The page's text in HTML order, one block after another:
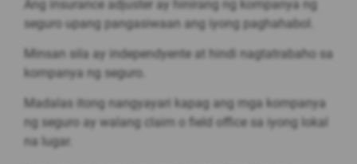
Ang insurance adjuster ay hinirang ng kompanya ng
seguro upang pangasiwaan ang iyong paghahabol.
Minsan sila ay independyente at hindi nagtatrabaho sa
kompanya ng seguro.
Madalas itong nangyayari kapag ang mga kompanya
ng seguro ay walang claim o field office sa iyong lokal
na lugar.